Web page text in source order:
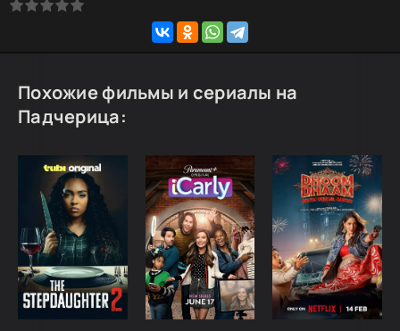
Похожие фильмы и сериалы на
Падчерица: